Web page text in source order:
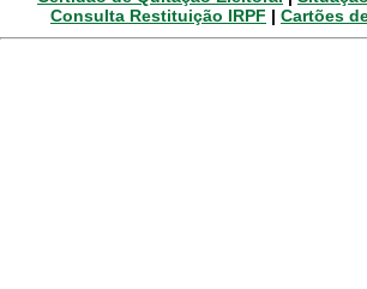
Consulta Restituição IRPF | Cartões